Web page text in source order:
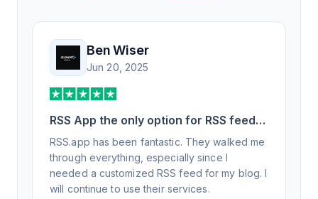
Ben Wiser
Jun 20, 2025
RSS App the only option for RSS feed
generation
RSS.app has been fantastic. They walked me
through everything, especially since I
needed a customized RSS feed for my blog. I
will continue to use their services.